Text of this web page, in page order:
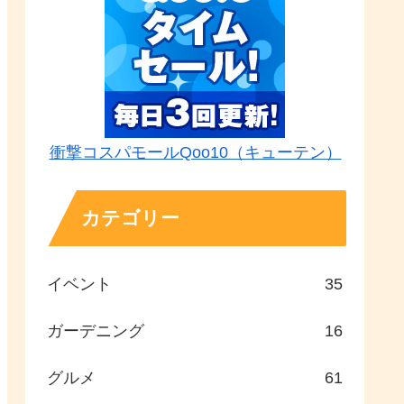
衝撃コスパモールQoo10（キューテン）
カテゴリー
イベント 35
ガーデニング 16
グルメ 61